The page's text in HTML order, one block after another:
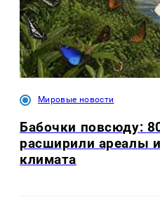
Мировые новости
Бабочки повсюду:
расширили ареалы
климата